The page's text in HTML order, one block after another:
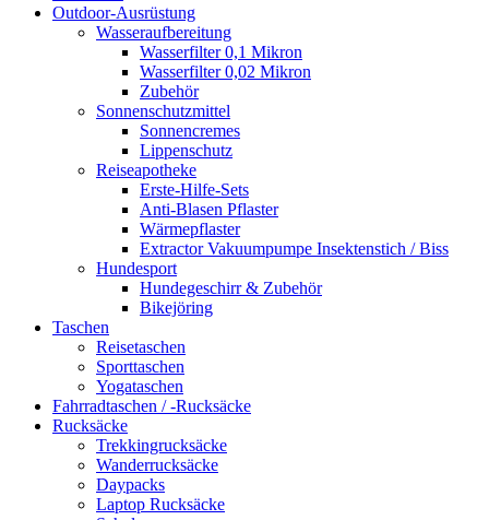
Outdoor-Ausrüstung
Wasseraufbereitung
Wasserfilter 0,1 Mikron
Wasserfilter 0,02 Mikron
Zubehör
Sonnenschutzmittel
Sonnencremes
Lippenschutz
Reiseapotheke
Erste-Hilfe-Sets
Anti-Blasen Pflaster
Wärmepflaster
Extractor Vakuumpumpe Insektenstich / Biss
Hundesport
Hundegeschirr & Zubehör
Bikejöring
Taschen
Reisetaschen
Sporttaschen
Yogataschen
Fahrradtaschen / -Rucksäcke
Rucksäcke
Trekkingrucksäcke
Wanderrucksäcke
Daypacks
Laptop Rucksäcke